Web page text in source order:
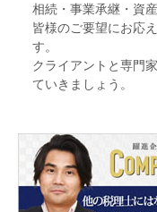
相続・事業承継・資
皆様のご要望にお応
す。
クライアントと専門
ていきましょう。